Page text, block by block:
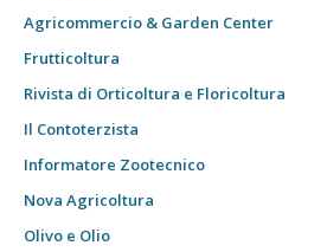
Agricommercio & Garden Center
Frutticoltura
Rivista di Orticoltura e Floricoltura
Il Contoterzista
Informatore Zootecnico
Nova Agricoltura
Olivo e Olio